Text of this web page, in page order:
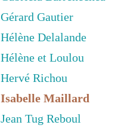
Gérard Gautier
Hélène Delalande
Hélène et Loulou
Hervé Richou
Isabelle Maillard
Jean Tug Reboul